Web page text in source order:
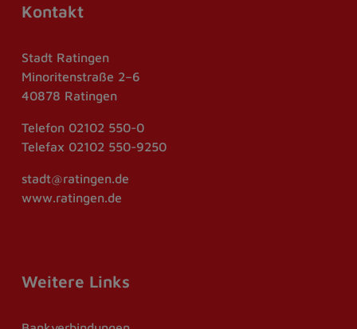
Kontakt
Stadt Ratingen
Minoritenstraße 2–6
40878 Ratingen
Telefon 02102 550-0
Telefax 02102 550-9250
stadt@ratingen.de
www.ratingen.de
Weitere Links